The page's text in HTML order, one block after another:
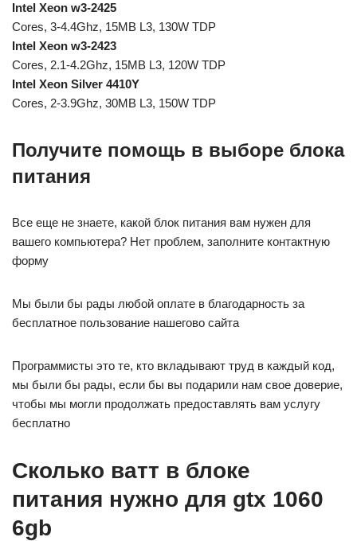
Intel Xeon w3-2425
Cores, 3-4.4Ghz, 15MB L3, 130W TDP
Intel Xeon w3-2423
Cores, 2.1-4.2Ghz, 15MB L3, 120W TDP
Intel Xeon Silver 4410Y
Cores, 2-3.9Ghz, 30MB L3, 150W TDP
Получите помощь в выборе блока
питания
Все еще не знаете, какой блок питания вам нужен для
вашего компьютера? Нет проблем, заполните контактную
форму
Мы были бы рады любой оплате в благодарность за
бесплатное пользование нашегово сайта
Программисты это те, кто вкладывают труд в каждый код,
мы были бы рады, если бы вы подарили нам свое доверие,
чтобы мы могли продолжать предоставлять вам услугу
бесплатно
Сколько ватт в блоке
питания нужно для gtx 1060
6gb